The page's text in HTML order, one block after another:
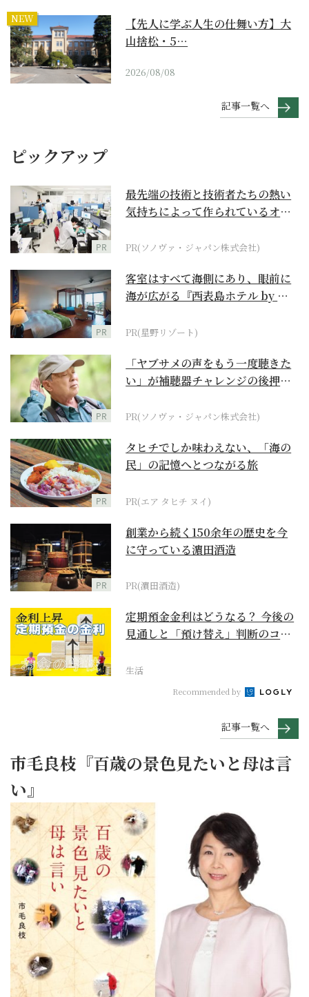
NEW
【先人に学ぶ人生の仕舞い方】大
山捨松・5…
2026/08/08
記事一覧へ
ピックアップ
PR
最先端の技術と技術者たちの熱い
気持ちによって作られているオー
PR(ソノヴァ・ジャパン株式会社)
PR
客室はすべて海側にあり、眼前に
海が広がる『西表島ホテル by 星
PR(星野リゾート)
PR
「ヤブサメの声をもう一度聴きた
い」が補聴器チャレンジの後押し
PR(ソノヴァ・ジャパン株式会社)
PR
タヒチでしか味わえない、「海の
民」の記憶へとつながる旅
PR(エア タヒチ ヌイ)
PR
創業から続く150余年の歴史を今
に守っている濵田酒造
PR(濵田酒造)
定期預金金利はどうなる？ 今後の
見通しと「預け替え」判断のコツ
生活
Recommended by
記事一覧へ
市毛良枝『百歳の景色見たいと母は言
い』